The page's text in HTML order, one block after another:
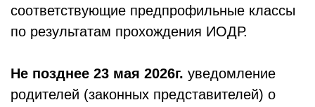
соответствующие предпрофильные классы
по результатам прохождения ИОДР.
Не позднее 23 мая 2026г. уведомление
родителей (законных представителей) о